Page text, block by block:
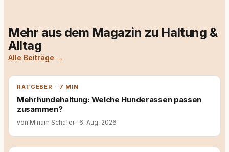
Mehr aus dem Magazin zu Haltung &
Alltag
Alle Beiträge →
RATGEBER · 7 MIN
Mehrhundehaltung: Welche Hunderassen passen
zusammen?
von Miriam Schäfer · 6. Aug. 2026